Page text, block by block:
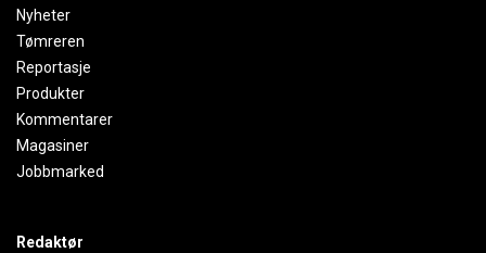
Nyheter
Tømreren
Reportasje
Produkter
Kommentarer
Magasiner
Jobbmarked
Redaktør